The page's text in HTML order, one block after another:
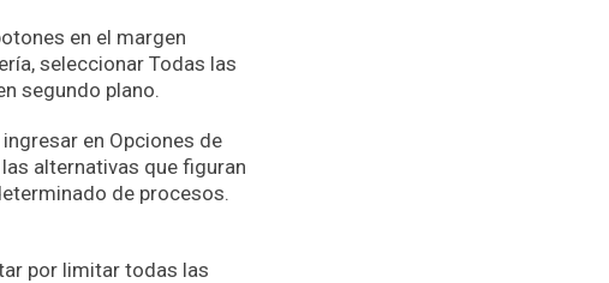
en el margen
seleccionar Todas las
segundo plano.
en Opciones de
alternativas que figuran
de procesos.
por limitar todas las